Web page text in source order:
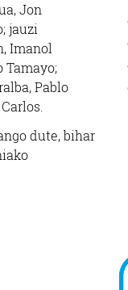
Jon
jauzi
Imanol
Tamayo;
Pablo
dute, bihar